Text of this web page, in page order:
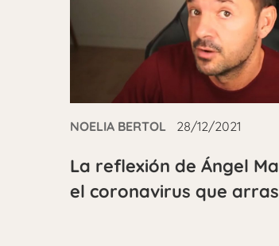
NOELIA BERTOL 28/12/2021
La reflexión de Ángel
el coronavirus que